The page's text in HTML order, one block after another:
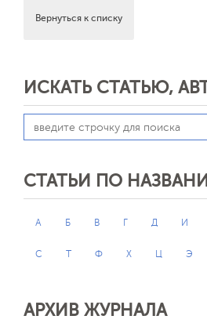
Вернуться к списку
ИСКАТЬ СТАТЬЮ,
СТАТЬИ ПО
А Б В Г Д И
С Т Ф Х Ц Э
АРХИВ ЖУРНАЛА